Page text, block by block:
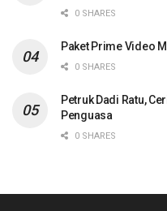
0 SHARES
Paket Prime Video
0 SHARES
Petruk Dadi Ratu,
Penguasa
0 SHARES